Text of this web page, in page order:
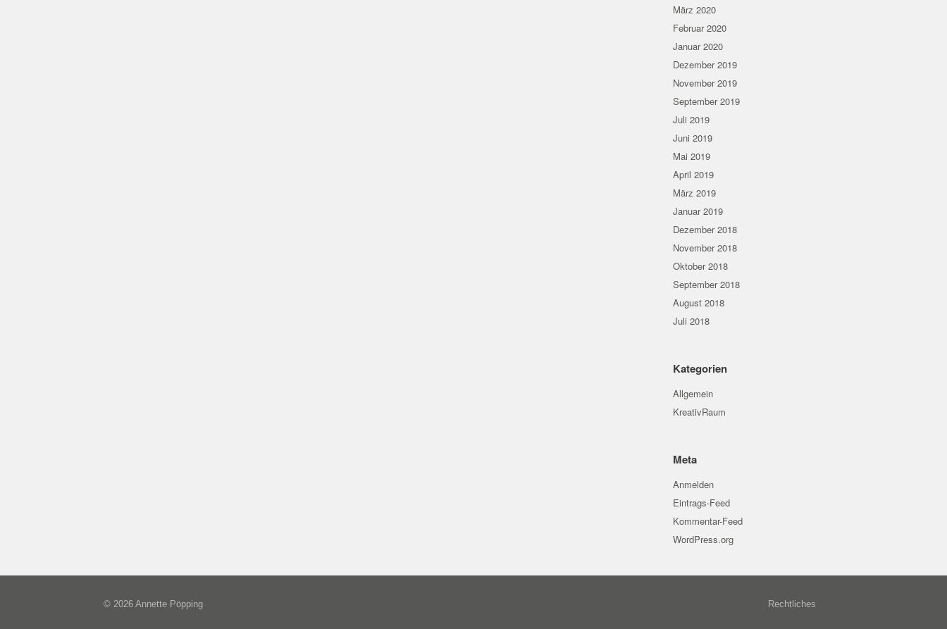
März 2020
Februar 2020
Januar 2020
Dezember 2019
November 2019
September 2019
Juli 2019
Juni 2019
Mai 2019
April 2019
März 2019
Januar 2019
Dezember 2018
November 2018
Oktober 2018
September 2018
August 2018
Juli 2018
Kategorien
Allgemein
KreativRaum
Meta
Anmelden
Eintrags-Feed
Kommentar-Feed
WordPress.org
© 2026 Annette Pöpping Rechtliches